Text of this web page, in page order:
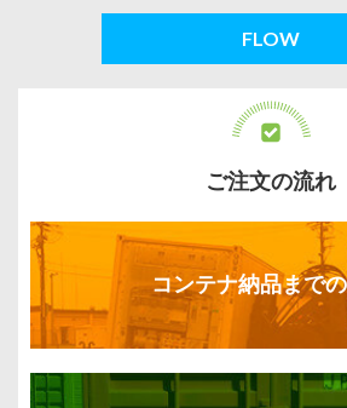
FLOW
ご注文の流れ
コンテナ納品まで